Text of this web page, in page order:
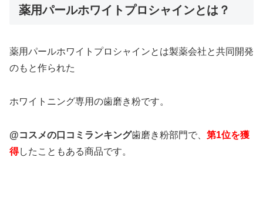
薬用パールホワイトプロシャインとは？
薬用パールホワイトプロシャインとは製薬会社と共同開発
のもと作られた
ホワイトニング専用の歯磨き粉です。
@コスメの口コミランキング歯磨き粉部門で、 第1位を獲
得したこともある商品です。